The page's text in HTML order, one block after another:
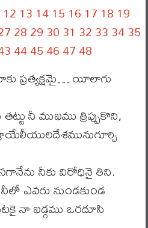
12 13 1415 16 17 18 19
28293031 32333435
4445464748
ప్రత్యక్షమై… యీలాగు
నీ ముఖము త్రిప్పుకొని,
నీకు విరోధినై తిని.
ఎవరు నుండకుండ
నా ఖడ్గము ఒరదూసి